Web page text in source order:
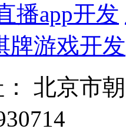
播app开发
牌游戏开发
北京市